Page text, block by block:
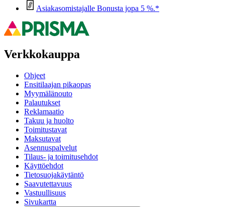
Asiakasomistajalle Bonusta jopa 5 %.*
Verkkokauppa
Ohjeet
Ensitilaajan pikaopas
Myymälänouto
Palautukset
Reklamaatio
Takuu ja huolto
Toimitustavat
Maksutavat
Asennuspalvelut
Tilaus- ja toimitusehdot
Käyttöehdot
Tietosuojakäytäntö
Saavutettavuus
Vastuullisuus
Sivukartta